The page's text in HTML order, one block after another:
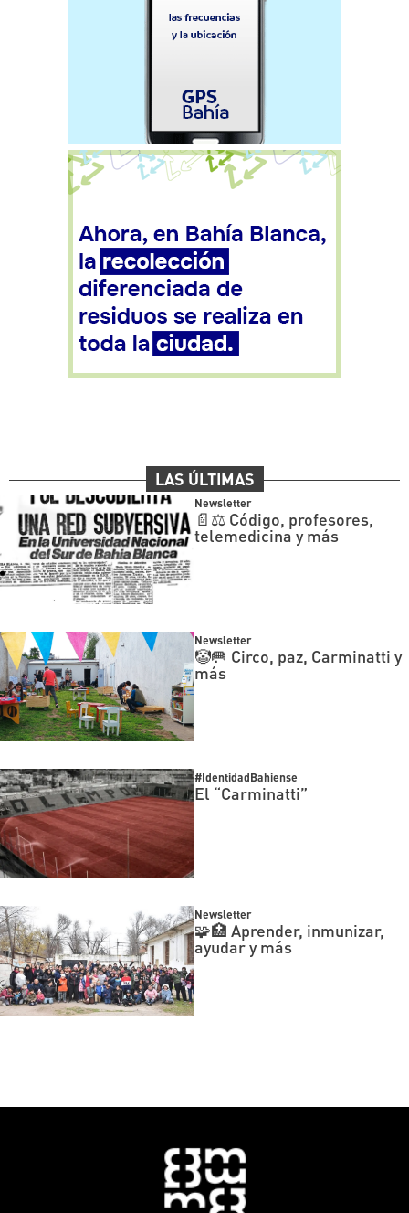
LAS ÚLTIMAS
Newsletter
📄⚖️ Código, profesores,
telemedicina y más
Newsletter
🤡🥅 Circo, paz, Carminatti y
más
#IdentidadBahiense
El “Carminatti”
Newsletter
🧩🏥 Aprender, inmunizar,
ayudar y más